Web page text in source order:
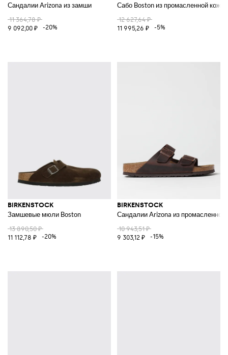
Сандалии Arizona из замши
11 364,78 ₽
9 092,00 ₽
-20%
Сабо Boston из промасленной кожи
12 627,64 ₽
11 995,26 ₽
-5%
BIRKENSTOCK
Замшевые мюли Boston
13 890,50 ₽
11 112,78 ₽
-20%
BIRKENSTOCK
Сандалии Arizona из промасленной
10 943,51 ₽
9 303,12 ₽
-15%